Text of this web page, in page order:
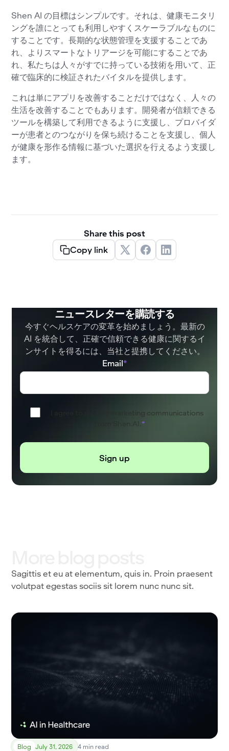
Shen AI の目標はシンプルです。それは、健康モニタリ
ングを誰にとっても利用しやすくスケーラブルなものに
することです。長期的な状態管理を支援することであ
れ、よりスマートなトリアージを可能にすることであ
れ、私たちは人々がすでに持っている技術を用いて、正
確で臨床的に検証されたバイタルを提供します。
これは単にアプリを改善することだけではなく、人々の
生活を改善することでもあります。開発者が信頼できる
ツールを構築して利用できるように支援し、プロバイダ
ーが患者とのつながりを保ち続けることを支援し、個人
が健康を形作る情報に基づいた選択を行えるよう支援し
ます。
Share this post
Copy link
ニュースレターを購読する
今すぐヘルスケアの変革を始めましょう。最新の
AI を統合して、正確で信頼できる健康に関するイ
ンサイトを得るには、当社と提携してください。
Email*
I agree to receive marketing communications
*
Sagittis et eu at elementum, quis in. Proin praesent
volutpat egestas sociis sit lorem nunc nunc sit.
Blog July 31, 2026 4 min read